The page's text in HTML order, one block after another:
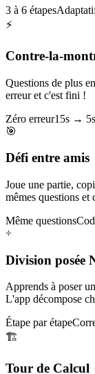
3 à 6 étapes
⚡
Contre-la-
Questions de plus
erreur et c'est fini !
Zéro erreur15s → 5s
🎯
Défi entre amis
Joue une partie,
mêmes questions et
Même questions
÷
Division posée
Apprends à poser
L'app décompose
Étape par étape
🏗️
Tour de Calcul